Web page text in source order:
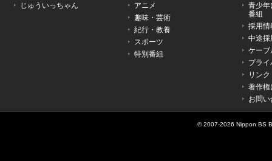
じゅういっちゃん
アニメ
趣味・芸術
紀行・教養
スポーツ
特別番組
青少年
番組
採用情
中途採
ケーブ
プラ
リンク
著作権
お問
© 2007-2026 Nippon BS